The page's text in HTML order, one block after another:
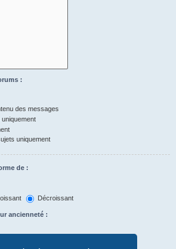
:
des messages
uniquement
de :
Décroissant
ancienneté :